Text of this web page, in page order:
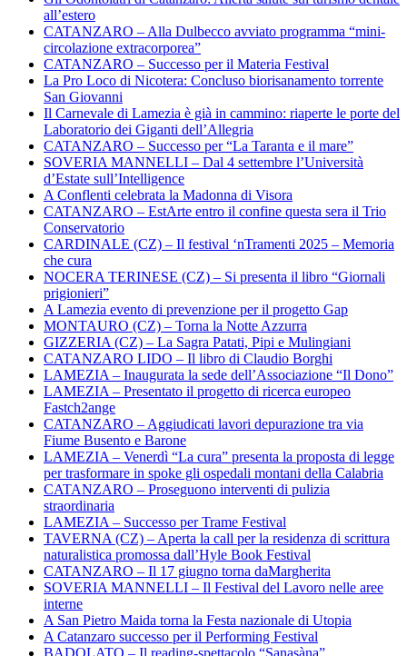
all’estero
CATANZARO – Alla Dulbecco avviato programma “mini-
circolazione extracorporea”
CATANZARO – Successo per il Materia Festival
La Pro Loco di Nicotera: Concluso biorisanamento torrente
San Giovanni
Il Carnevale di Lamezia è già in cammino: riaperte le porte del
Laboratorio dei Giganti dell’Allegria
CATANZARO – Successo per “La Taranta e il mare”
SOVERIA MANNELLI – Dal 4 settembre l’Università
d’Estate sull’Intelligence
A Conflenti celebrata la Madonna di Visora
CATANZARO – EstArte entro il confine questa sera il Trio
Conservatorio
CARDINALE (CZ) – Il festival ‘nTramenti 2025 – Memoria
che cura
NOCERA TERINESE (CZ) – Si presenta il libro “Giornali
prigionieri”
A Lamezia evento di prevenzione per il progetto Gap
MONTAURO (CZ) – Torna la Notte Azzurra
GIZZERIA (CZ) – La Sagra Patati, Pipi e Mulingiani
CATANZARO LIDO – Il libro di Claudio Borghi
LAMEZIA – Inaugurata la sede dell’Associazione “Il Dono”
LAMEZIA – Presentato il progetto di ricerca europeo
Fastch2ange
CATANZARO – Aggiudicati lavori depurazione tra via
Fiume Busento e Barone
LAMEZIA – Venerdì “La cura” presenta la proposta di legge
per trasformare in spoke gli ospedali montani della Calabria
CATANZARO – Proseguono interventi di pulizia
straordinaria
LAMEZIA – Successo per Trame Festival
TAVERNA (CZ) – Aperta la call per la residenza di scrittura
naturalistica promossa dall’Hyle Book Festival
CATANZARO – Il 17 giugno torna daMargherita
SOVERIA MANNELLI – Il Festival del Lavoro nelle aree
interne
A San Pietro Maida torna la Festa nazionale di Utopia
A Catanzaro successo per il Performing Festival
BADOLATO – Il reading-spettacolo “Sanasàna”